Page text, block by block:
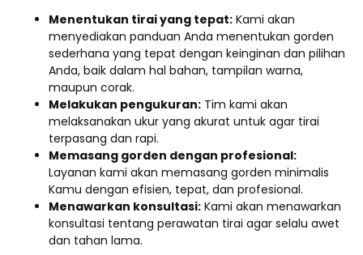
Menentukan tirai yang tepat: Kami akan
menyediakan panduan Anda menentukan gorden
sederhana yang tepat dengan keinginan dan pilihan
Anda, baik dalam hal bahan, tampilan warna,
maupun corak.
Melakukan pengukuran: Tim kami akan
melaksanakan ukur yang akurat untuk agar tirai
terpasang dan rapi.
Memasang gorden dengan profesional:
Layanan kami akan memasang gorden minimalis
Kamu dengan efisien, tepat, dan profesional.
Menawarkan konsultasi: Kami akan menawarkan
konsultasi tentang perawatan tirai agar selalu awet
dan tahan lama.